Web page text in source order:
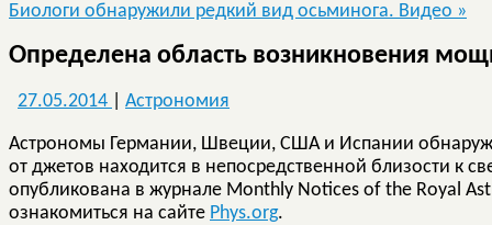
Биологи обнаружили редкий вид осьминога. Видео »
Определена область возникновения
27.05.2014 Астрономия
Астрономы Германии, Швеции, США и Испании
от джетов находится в непосредственной близости к
опубликована в журнале Monthly Notices of the Royal
ознакомиться на сайте Phys.org.